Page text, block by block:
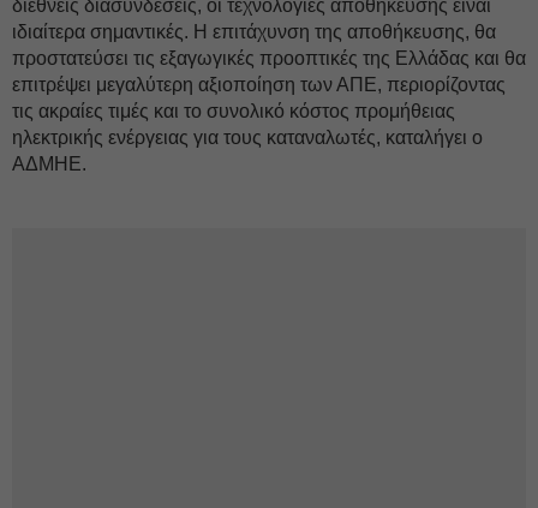
διεθνείς διασυνδέσεις, οι τεχνολογίες αποθήκευσης είναι
ιδιαίτερα σημαντικές. Η επιτάχυνση της αποθήκευσης, θα
προστατεύσει τις εξαγωγικές προοπτικές της Ελλάδας και θα
επιτρέψει μεγαλύτερη αξιοποίηση των ΑΠΕ, περιορίζοντας
τις ακραίες τιμές και το συνολικό κόστος προμήθειας
ηλεκτρικής ενέργειας για τους καταναλωτές, καταλήγει ο
ΑΔΜΗΕ.